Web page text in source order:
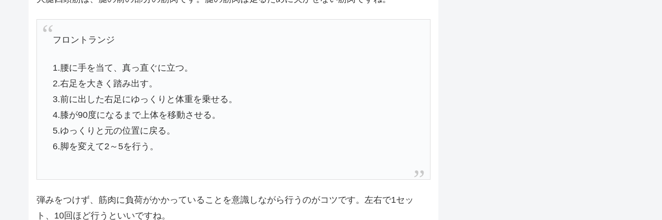
フロントランジ
1.腰に手を当て、真っ直ぐに立つ。
2.右足を大きく踏み出す。
3.前に出した右足にゆっくりと体重を乗せる。
4.膝が90度になるまで上体を移動させる。
5.ゆっくりと元の位置に戻る。
6.脚を変えて2～5を行う。
弾みをつけず、筋肉に負荷がかかっていることを意識しながら行うのがコツです。左右で1セッ
ト、10回ほど行うといいですね。